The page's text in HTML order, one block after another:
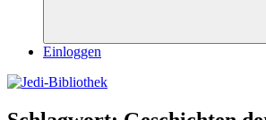
Suchen
Einloggen